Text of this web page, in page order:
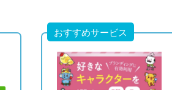
おすすめサービス